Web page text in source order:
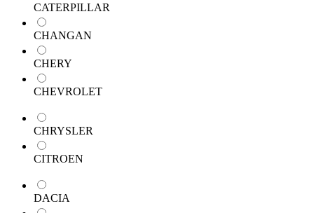
CATERPILLAR
CHANGAN
CHERY
CHEVROLET
CHRYSLER
CITROEN
DACIA